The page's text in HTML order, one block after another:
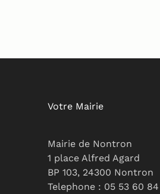
Votre Mairie
Mairie de Nontron
1 place Alfred Agard
BP 103, 24300 Nontron
Telephone : 05 53 60